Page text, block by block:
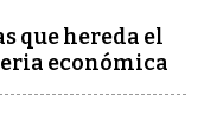
que hereda el
económica